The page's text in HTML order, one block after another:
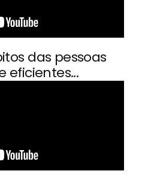
das pessoas
eficientes...